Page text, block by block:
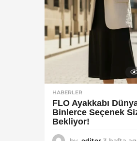
HABERLER
FLO Ayakkabı
Binlerce Seçenek
Bekliyor!